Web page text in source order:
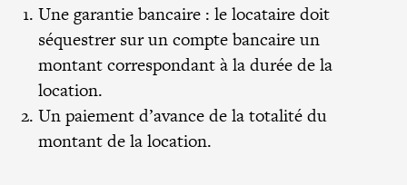
Une garantie bancaire : le locataire doit
séquestrer sur un compte bancaire un
montant correspondant à la durée de la
location.
Un paiement d’avance de la totalité du
montant de la location.